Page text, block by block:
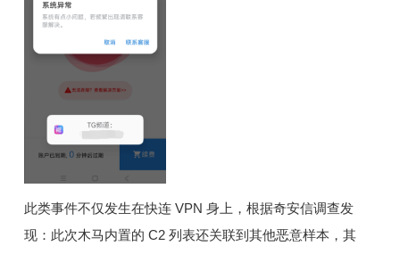
此类事件不仅发生在快连 VPN 身上，根据奇安信调查发
现：此次木马内置的 C2 列表还关联到其他恶意样本，其